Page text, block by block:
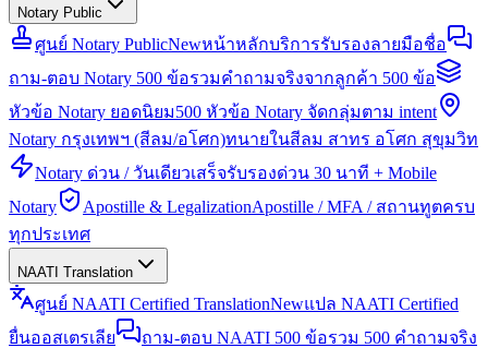
Notary Public
ศูนย์ Notary PublicNewหน้าหลักบริการรับรองลายมือชื่อ
ถาม-ตอบ Notary 500 ข้อรวมคำถามจริงจากลูกค้า 500 ข้อ
หัวข้อ Notary ยอดนิยม500 หัวข้อ Notary จัดกลุ่มตาม intent
Notary กรุงเทพฯ (สีลม/อโศก)ทนายในสีลม สาทร อโศก สุขุมวิท
Notary ด่วน / วันเดียวเสร็จรับรองด่วน 30 นาที + Mobile
Notary
Apostille & LegalizationApostille / MFA / สถานทูตครบ
ทุกประเทศ
NAATI Translation
ศูนย์ NAATI Certified TranslationNewแปล NAATI Certified
ยื่นออสเตรเลีย
ถาม-ตอบ NAATI 500 ข้อรวม 500 คำถามจริง